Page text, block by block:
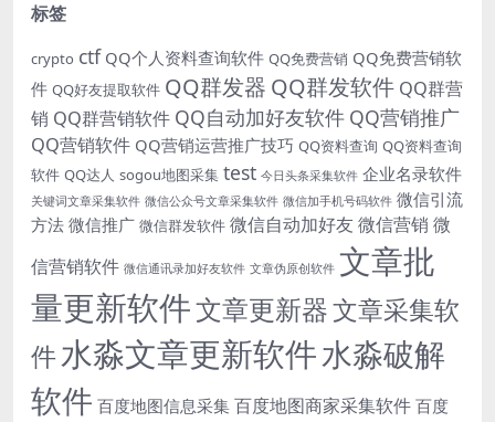
标签
crypto ctf QQ个人资料查询软件 QQ免费营销 QQ免费营销软
件 QQ好友提取软件 QQ群发器 QQ群发软件 QQ群营
销 QQ群营销软件 QQ自动加好友软件 QQ营销推广
QQ营销软件 QQ营销运营推广技巧 QQ资料查询 QQ资料查询
软件 QQ达人 sogou地图采集 test 今日头条采集软件 企业名录软件
关键词文章采集软件 微信公众号文章采集软件 微信加手机号码软件 微信引流
方法 微信推广 微信群发软件 微信自动加好友 微信营销 微
信营销软件 微信通讯录加好友软件 文章伪原创软件 文章批
量更新软件文章更新器文章采集软
件水淼文章更新软件水淼破解
软件 百度地图信息采集 百度地图商家采集软件 百度